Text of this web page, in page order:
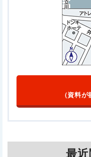
（資料
最